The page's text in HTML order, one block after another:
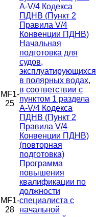
A-V/4 Кодекса
ПДНВ (Пункт 2
Правила V/4
Конвенции ПДНВ)
MF1-
25
Начальная
подготовка для
судов,
эксплуатирующихся
в полярных водах,
в соответствии с
пунктом 1 раздела
A-V/4 Кодекса
ПДНВ (Пункт 2
Правила V/4
Конвенции ПДНВ)
(повторная
подготовка)
MF1-
28
Программа
повышения
квалификации по
должности
специалиста с
начальной